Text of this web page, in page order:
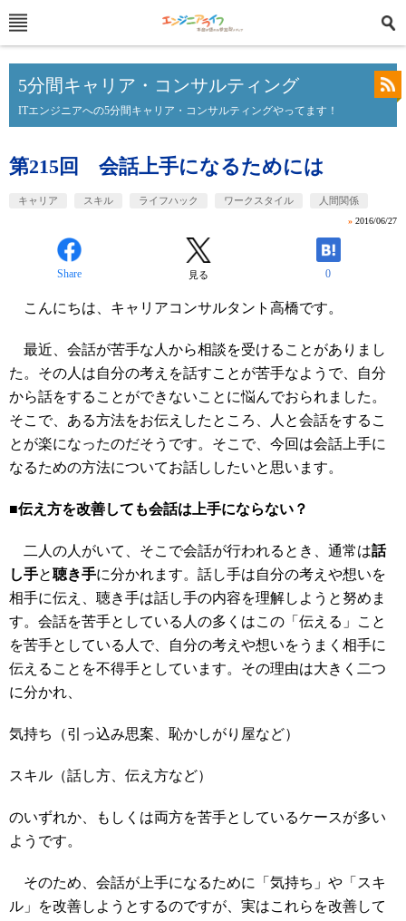
5分間キャリア・コンサルティング
ITエンジニアへの5分間キャリア・コンサルティングやってます！
第215回 会話上手になるためには
キャリア スキル ライフハック ワークスタイル 人間関係
» 2016/06/27
Share 見る 0
こんにちは、キャリアコンサルタント高橋です。
最近、会話が苦手な人から相談を受けることがありまし
た。その人は自分の考えを話すことが苦手なようで、自分
から話をすることができないことに悩んでおられました。
そこで、ある方法をお伝えしたところ、人と会話をするこ
とが楽になったのだそうです。そこで、今回は会話上手に
なるための方法についてお話ししたいと思います。
■伝え方を改善しても会話は上手にならない？
二人の人がいて、そこで会話が行われるとき、通常は話
し手と聴き手に分かれます。話し手は自分の考えや想いを
相手に伝え、聴き手は話し手の内容を理解しようと努めま
す。会話を苦手としている人の多くはこの「伝える」こと
を苦手としている人で、自分の考えや想いをうまく相手に
伝えることを不得手としています。その理由は大きく二つ
に分かれ、
気持ち（引っ込み思案、恥かしがり屋など）
スキル（話し方、伝え方など）
のいずれか、もしくは両方を苦手としているケースが多い
ようです。
そのため、会話が上手になるために「気持ち」や「スキ
ル」を改善しようとするのですが、実はこれらを改善して